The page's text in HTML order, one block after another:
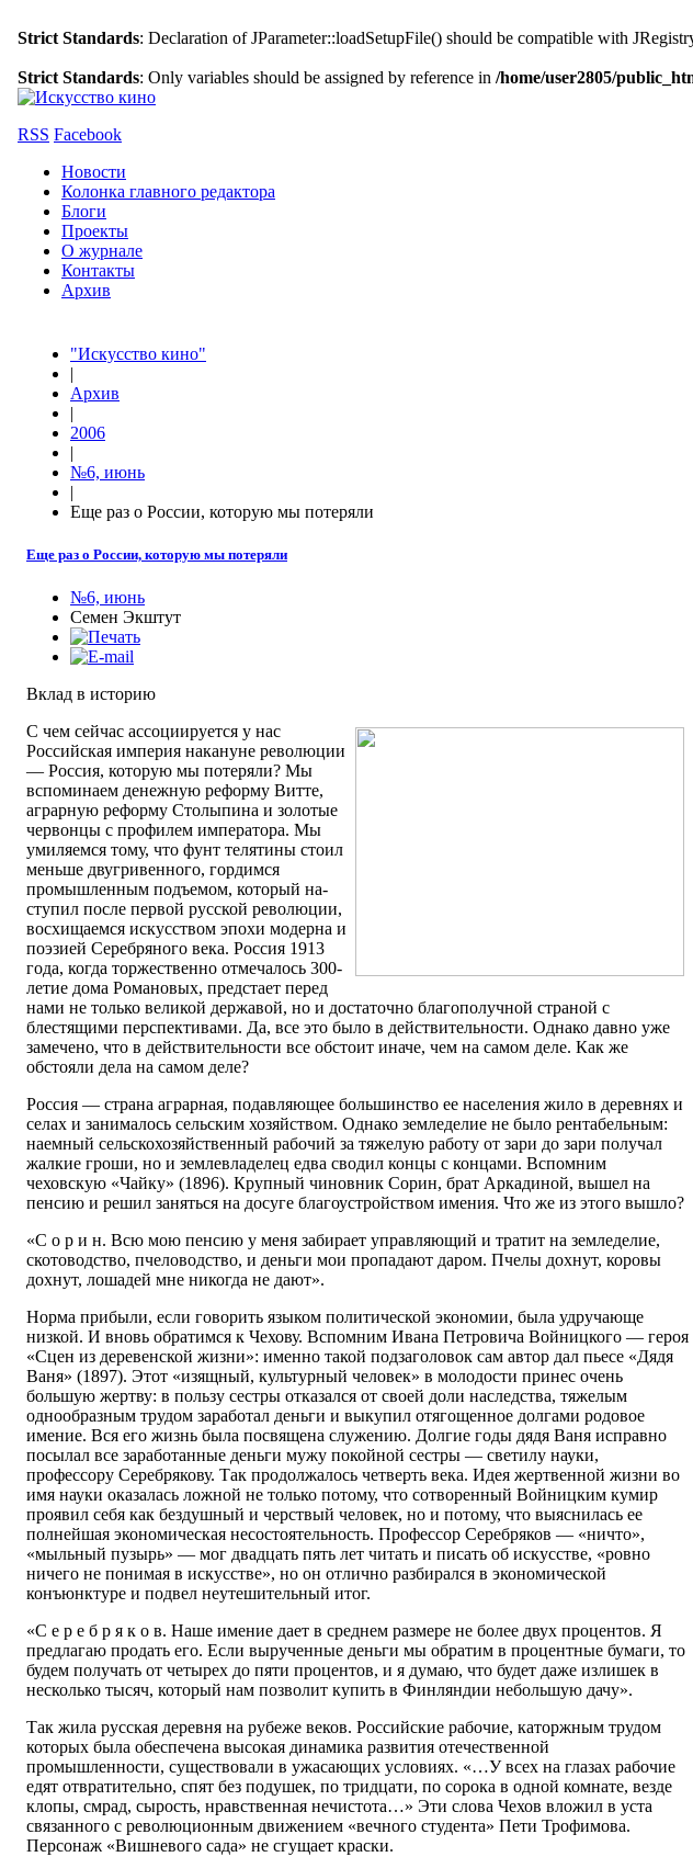
Strict Standards: Declaration of JParameter::loadSetupFile() should be compatible with
Strict Standards: Only variables should be assigned by reference in /home/user2805/
RSS Facebook
Новости
Колонка главного редактора
Блоги
Проекты
О журнале
Контакты
Архив
"Искусство кино"
|
Архив
|
2006
|
№6, июнь
|
Еще раз о России, которую мы потеряли
Еще раз о России, которую мы потеряли
№6, июнь
Семен Экштут
Вклад в историю
C чем сейчас ассоциируется у нас
Российская империя накануне революции
— Россия, которую мы потеряли? Мы
вспоминаем денежную реформу Витте,
аграрную реформу Столыпина и золотые
червонцы с профилем императора. Мы
умиляемся тому, что фунт телятины стоил
меньше двугривенного, гордимся
промышленным подъемом, который на-
ступил после первой русской революции,
восхищаемся искусством эпохи модерна и
поэзией Серебряного века. Россия 1913
года, когда торжественно отмечалось 300-
летие дома Романовых, предстает перед
нами не только великой державой, но и достаточно благополучной страной с
блестящими перспективами. Да, все это было в действительности. Однако давно уже
замечено, что в действительности все обстоит иначе, чем на самом деле. Как же
обстояли дела на самом деле?
Россия — страна аграрная, подавляющее большинство ее населения жило в деревнях и
селах и занималось сельским хозяйством. Однако земледелие не было рентабельным:
наемный сельскохозяйственный рабочий за тяжелую работу от зари до зари получал
жалкие гроши, но и землевладелец едва сводил концы с концами. Вспомним
чеховскую «Чайку» (1896). Крупный чиновник Сорин, брат Аркадиной, вышел на
пенсию и решил заняться на досуге благоустройством имения. Что же из этого вышло?
«С о р и н. Всю мою пенсию у меня забирает управляющий и тратит на земледелие,
скотоводство, пчеловодство, и деньги мои пропадают даром. Пчелы дохнут, коровы
дохнут, лошадей мне никогда не дают».
Норма прибыли, если говорить языком политической экономии, была удручающе
низкой. И вновь обратимся к Чехову. Вспомним Ивана Петровича Войницкого — героя
«Сцен из деревенской жизни»: именно такой подзаголовок сам автор дал пьесе «Дядя
Ваня» (1897). Этот «изящный, культурный человек» в молодости принес очень
большую жертву: в пользу сестры отказался от своей доли наследства, тяжелым
однообразным трудом заработал деньги и выкупил отягощенное долгами родовое
имение. Вся его жизнь была посвящена служению. Долгие годы дядя Ваня исправно
посылал все заработанные деньги мужу покойной сестры — светилу науки,
профессору Серебрякову. Так продолжалось четверть века. Идея жертвенной жизни во
имя науки оказалась ложной не только потому, что сотворенный Войницким кумир
проявил себя как бездушный и черствый человек, но и потому, что выяснилась ее
полнейшая экономическая несостоятельность. Профессор Серебряков — «ничто»,
«мыльный пузырь» — мог двадцать пять лет читать и писать об искусстве, «ровно
ничего не понимая в искусстве», но он отлично разбирался в экономической
конъюнктуре и подвел неутешительный итог.
«С е р е б р я к о в. Наше имение дает в среднем размере не более двух процентов. Я
предлагаю продать его. Если вырученные деньги мы обратим в процентные бумаги, то
будем получать от четырех до пяти процентов, и я думаю, что будет даже излишек в
несколько тысяч, который нам позволит купить в Финляндии небольшую дачу».
Так жила русская деревня на рубеже веков. Российские рабочие, каторжным трудом
которых была обеспечена высокая динамика развития отечественной
промышленности, существовали в ужасающих условиях. «…У всех на глазах рабочие
едят отвратительно, спят без подушек, по тридцати, по сорока в одной комнате, везде
клопы, смрад, сырость, нравственная нечистота…» Эти слова Чехов вложил в уста
связанного с революционным движением «вечного студента» Пети Трофимова.
Персонаж «Вишневого сада» не сгущает краски.